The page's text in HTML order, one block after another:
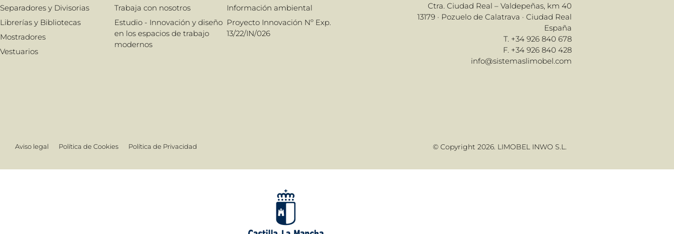
Separadores y Divisorias
Librerías y Bibliotecas
Mostradores
Vestuarios
Trabaja con nosotros
Estudio - Innovación y diseño
en los espacios de trabajo
modernos
Información ambiental
Proyecto Innovación Nº Exp.
13/22/IN/026
Ctra. Ciudad Real – Valdepeñas, km 40
13179 · Pozuelo de Calatrava · Ciudad Real
España
T. +34 926 840 678
F. +34 926 840 428
info@sistemaslimobel.com
Aviso legal Política de Cookies Política de Privacidad © Copyright 2026. LIMOBEL INWO S.L.